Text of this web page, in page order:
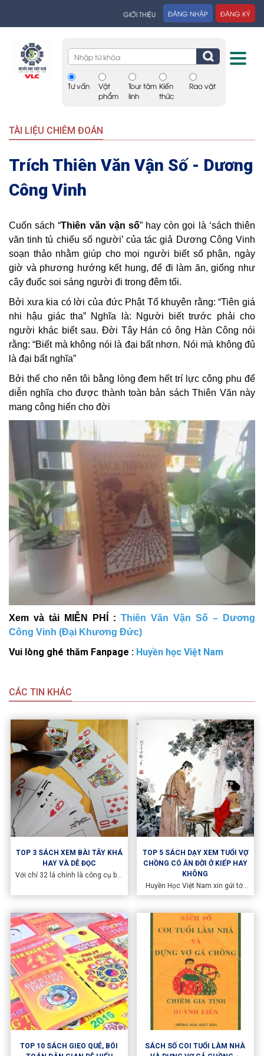
GIỚI THIỆU ĐĂNG NHẬP ĐĂNG KÝ
Tư vấn
Vật
phẩm
Tour tâm
linh
Kiến
thức
Rao vặt
TÀI LIỆU CHIÊM ĐOÁN
Trích Thiên Văn Vận Số - Dương
Công Vinh
Cuốn sách “Thiên văn vận số” hay còn gọi là ‘sách thiên
văn tinh tú chiếu số người’ của tác giả Dương Công Vinh
soạn thảo nhằm giúp cho mọi người biết số phận, ngày
giờ và phương hướng kết hung, để đi làm ăn, giống như
cây đuốc soi sáng người đi trong đêm tối.
Bởi xưa kia có lời của đức Phật Tổ khuyên rằng: “Tiên giá
nhi hậu giác tha” Nghĩa là: Người biết trước phải cho
người khác biết sau. Đời Tây Hán có ông Hàn Công nói
rằng: “Biết mà không nói là đại bất nhơn. Nói mà không đủ
là đại bất nghĩa”
Bởi thế cho nên tôi bằng lòng đem hết trí lực công phu để
diễn nghĩa cho được thành toàn bản sách Thiên Văn này
mang công hiến cho đời
Xem và tải MIỄN PHÍ : Thiên Văn Vận Số – Dương
Công Vinh (Đại Khương Đức)
Vui lòng ghé thăm Fanpage : Huyền học Việt Nam
CÁC TIN KHÁC
TOP 3 SÁCH XEM BÀI TÂY KHÁ
HAY VÀ DỄ ĐỌC
Với chỉ 32 lá chính là công cụ bói
dữ kiện chiêm đoán khá chính
tới quý vị top 5 sách chiêm đoán
về bài tây
TOP 5 SÁCH DẠY XEM TUỔI VỢ
CHỒNG CÓ ĂN ĐỜI Ở KIẾP HAY
KHÔNG
Huyền Học Việt Nam xin gửi tới
top 5 cuốn sách chiêm bói dân
mệnh khi 2 người lấy nhau. Lưu ý
các sách chỉ có giá trị tham
khảo, nếu gặp khó khăn hay cần
tư vấn trực tuyến, vui lòng đặt
lịch với các chuyên gia.
TOP 10 SÁCH GIEO QUẺ, BÓI
SÁCH SỐ COI TUỔI LÀM NHÀ